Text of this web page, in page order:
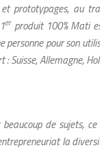
prototypages, au
erproduit 100% Mati
pour son
: Suisse, Allemagne,
de sujets,
la